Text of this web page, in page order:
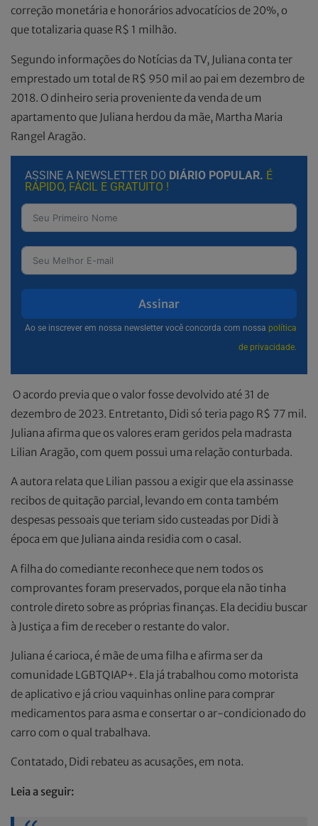
correção monetária e honorários advocatícios de 20%, o
que totalizaria quase R$ 1 milhão.
Segundo informações do Notícias da TV, Juliana conta ter
emprestado um total de R$ 950 mil ao pai em dezembro de
2018. O dinheiro seria proveniente da venda de um
apartamento que Juliana herdou da mãe, Martha Maria
Rangel Aragão.
ASSINE A NEWSLETTER DO DIÁRIO POPULAR. É
RÁPIDO, FÁCIL E GRATUITO !
Assinar
Ao se inscrever em nossa newsletter você concorda com nossa política
de privacidade.
O acordo previa que o valor fosse devolvido até 31 de
dezembro de 2023. Entretanto, Didi só teria pago R$ 77 mil.
Juliana afirma que os valores eram geridos pela madrasta
Lilian Aragão, com quem possui uma relação conturbada.
A autora relata que Lilian passou a exigir que ela assinasse
recibos de quitação parcial, levando em conta também
despesas pessoais que teriam sido custeadas por Didi à
época em que Juliana ainda residia com o casal.
A filha do comediante reconhece que nem todos os
comprovantes foram preservados, porque ela não tinha
controle direto sobre as próprias finanças. Ela decidiu buscar
à Justiça a fim de receber o restante do valor.
Juliana é carioca, é mãe de uma filha e afirma ser da
comunidade LGBTQIAP+. Ela já trabalhou como motorista
de aplicativo e já criou vaquinhas online para comprar
medicamentos para asma e consertar o ar-condicionado do
carro com o qual trabalhava.
Contatado, Didi rebateu as acusações, em nota.
Leia a seguir: